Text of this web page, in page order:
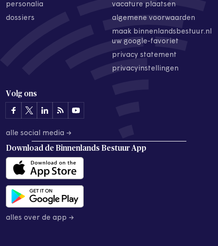
personalia
dossiers
vacature plaatsen
algemene voorwaarden
maak binnenlandsbestuur.nl
uw google-favoriet
privacy statement
privacyinstellingen
Volg ons
alle social media →
Download de Binnenlands Bestuur App
alles over de app →